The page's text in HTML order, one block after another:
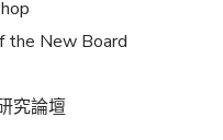
the New Board
究論壇